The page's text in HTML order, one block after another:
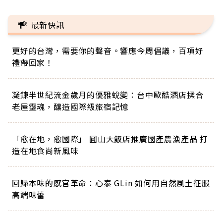
最新快訊
更好的台灣，需要你的聲音。響應今周倡議，百項好
禮帶回家！
凝鍊半世紀流金歲月的優雅蛻變：台中歐酷酒店揉合
老屋靈魂，釀造國際級旅宿記憶
「愈在地，愈國際」 圓山大飯店推廣國產農漁產品 打
造在地食尚新風味
回歸本味的感官革命：心泰 GLin 如何用自然風土征服
高端味蕾